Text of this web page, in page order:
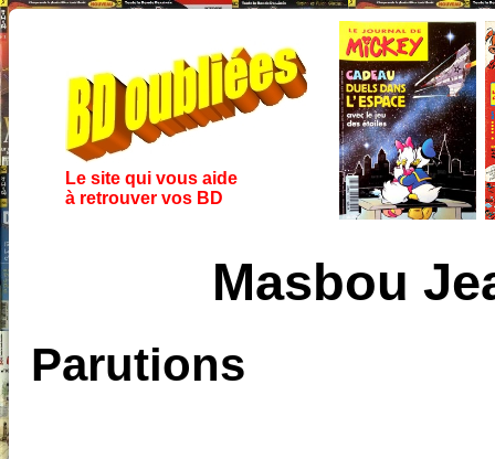
Le site qui vous aide
à retrouver vos BD
Masbou
Parutions